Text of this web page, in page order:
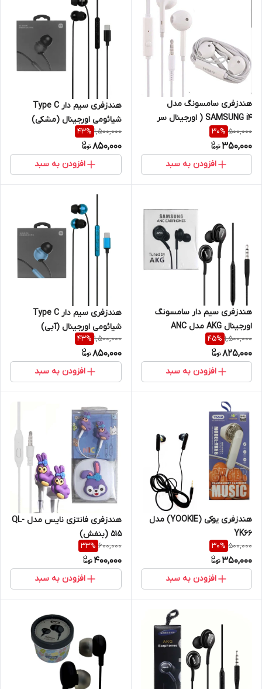
هندزفری سامسونگ مدل
SAMSUNG i4 ( اورجینال سر
جعبه )
500,000
30%
350,000
افزودن به سبد
هندزفری سیم دار Type C
شیائومی اورجینال (مشکی)
1,500,000
43%
850,000
افزودن به سبد
هندزفری سیم دار سامسونگ
اورجینال AKG مدل ANC
Earphones( اورجینال سر جعبه
)
1,500,000
45%
825,000
افزودن به سبد
هندزفری سیم دار Type C
شیائومی اورجینال (آبی)
1,500,000
43%
850,000
افزودن به سبد
هندزفری یوکی (YOOKIE) مدل
YK66
500,000
30%
350,000
افزودن به سبد
هندزفری فانتزی نایس مدل QL-
515 (بنفش)
600,000
33%
400,000
افزودن به سبد